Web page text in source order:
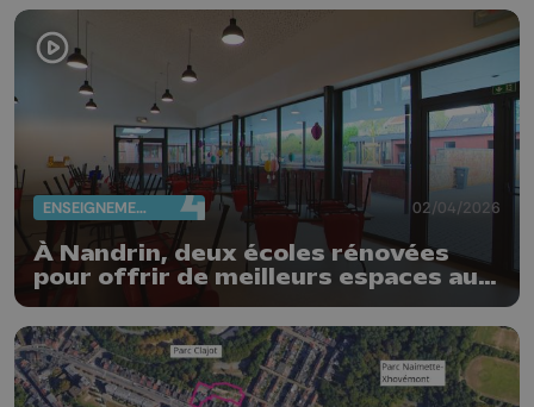
ENSEIGNEMENT 02/04/2026
À Nandrin, deux écoles rénovées
pour offrir de meilleurs espaces aux
élèves